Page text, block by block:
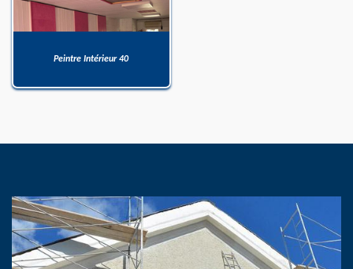
Peintre Intérieur 40